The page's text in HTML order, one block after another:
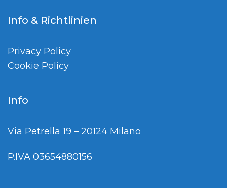
Info & Richtlinien
Privacy Policy
Cookie Policy
Info
Via Petrella 19 – 20124 Milano
P.IVA 03654880156